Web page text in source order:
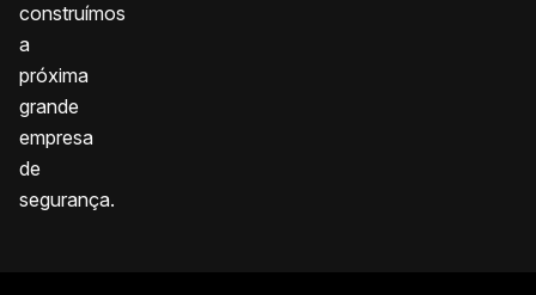
construímos
a
próxima
grande
empresa
de
segurança.